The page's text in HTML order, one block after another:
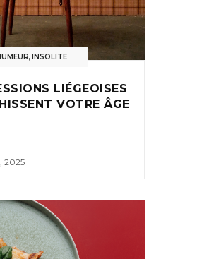
, INSOLITE
LIÉGEOISES
VOTRE ÂGE
2025